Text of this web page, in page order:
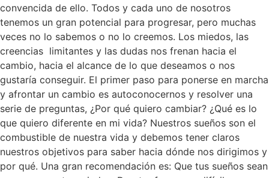
convencida de ello. Todos y cada uno de nosotros
tenemos un gran potencial para progresar, pero muchas
veces no lo sabemos o no lo creemos. Los miedos, las
creencias limitantes y las dudas nos frenan hacia el
cambio, hacia el alcance de lo que deseamos o nos
gustaría conseguir. El primer paso para ponerse en marcha
y afrontar un cambio es autoconocernos y resolver una
serie de preguntas, ¿Por qué quiero cambiar? ¿Qué es lo
que quiero diferente en mi vida? Nuestros sueños son el
combustible de nuestra vida y debemos tener claros
nuestros objetivos para saber hacia dónde nos dirigimos y
por qué. Una gran recomendación es: Que tus sueños sean